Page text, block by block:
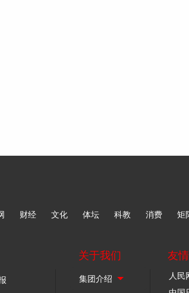
财经 文化 体坛 科教 消费 矩
关于我们 友
人民